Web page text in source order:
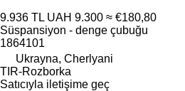
9.936 TL UAH 9.300 ≈ €180,80
Süspansiyon - denge çubuğu
1864101
Ukrayna, Cherlyani
TIR-Rozborka
Satıcıyla iletişime geç